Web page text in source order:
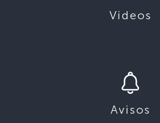
Videos
Avisos